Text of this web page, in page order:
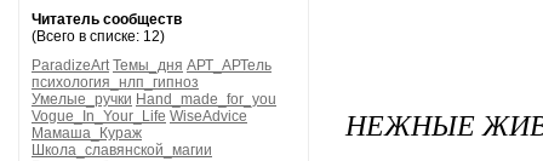
Читатель сообществ
(Всего в списке: 12)
ParadizeArt Темы_дня АРТ_АРТель
психология_нлп_гипноз
Умелые_ручки Hand_made_for_you
Vogue_In_Your_Life WiseAdvice
Мамаша_Кураж
Школа_славянской_магии
НЕЖНЫЕ